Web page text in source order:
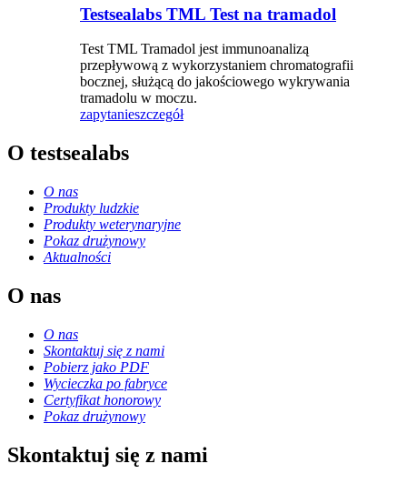
Testsealabs TML Test na tramadol
Test TML Tramadol jest immunoanalizą
przepływową z wykorzystaniem chromatografii
bocznej, służącą do jakościowego wykrywania
tramadolu w moczu.
zapytanieszczegół
O testsealabs
O nas
Produkty ludzkie
Produkty weterynaryjne
Pokaz drużynowy
Aktualności
O nas
O nas
Skontaktuj się z nami
Pobierz jako PDF
Wycieczka po fabryce
Certyfikat honorowy
Pokaz drużynowy
Skontaktuj się z nami